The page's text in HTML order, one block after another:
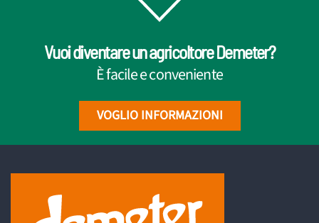
Vuoi diventare un agricoltore Demeter?
È facile e conveniente
VOGLIO INFORMAZIONI